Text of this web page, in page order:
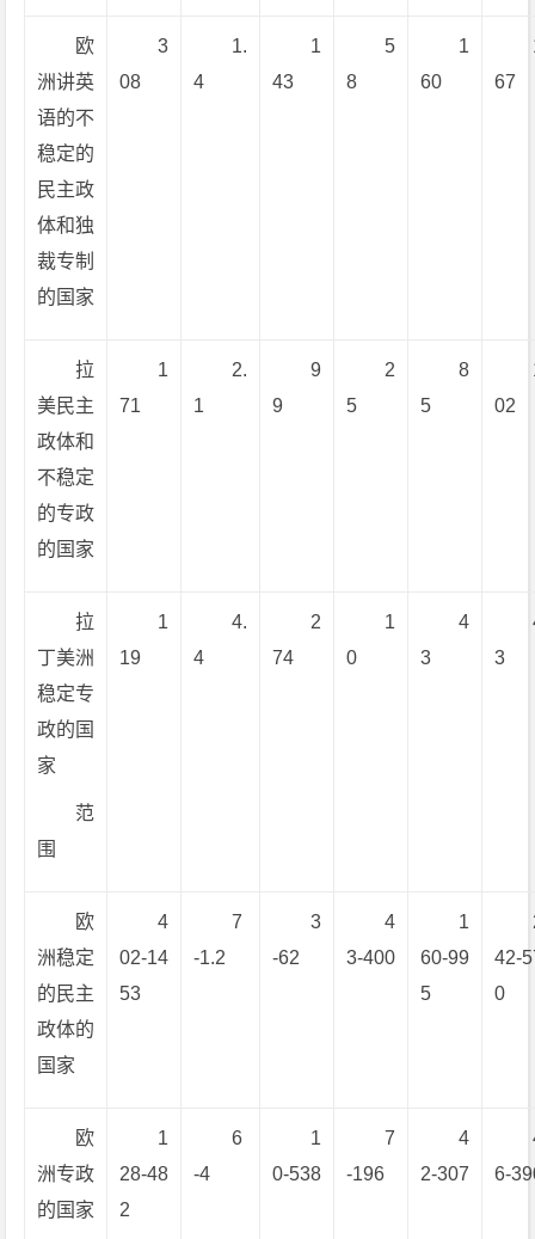
欧
洲讲英
语的不
稳定的
民主政
体和独
裁专制
的国家
3
08
1.
4
1
43
5
8
1
60
67
拉
美民主
政体和
不稳定
的专政
的国家
1
71
2.
1
9
9
2
5
8
5
02
拉
丁美洲
稳定专
政的国
家
范
围
1
19
4.
4
2
74
1
0
4
3
3
欧
洲稳定
的民主
政体的
国家
4
02-14
53
7
-1.2
3
-62
4
3-400
1
60-99
5
42-
0
欧
洲专政
的国家
1
28-48
2
6
-4
1
0-538
7
-196
4
2-307
6-